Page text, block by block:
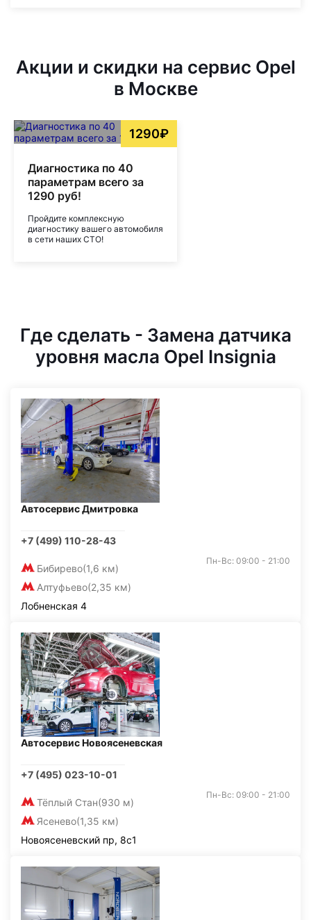
Акции и скидки на сервис Opel
в Москве
1290₽
Диагностика по 40
параметрам всего за
1290 руб!
Пройдите комплексную
диагностику вашего автомобиля
в сети наших СТО!
Где сделать - Замена датчика
уровня масла Opel Insignia
Автосервис Дмитровка
+7 (499) 110-28-43
Бибирево(1,6 км)
Алтуфьево(2,35 км)
Пн-Вс: 09:00 - 21:00
Лобненская 4
Автосервис Новоясеневская
+7 (495) 023-10-01
Тёплый Стан(930 м)
Ясенево(1,35 км)
Пн-Вс: 09:00 - 21:00
Новоясеневский пр, 8с1